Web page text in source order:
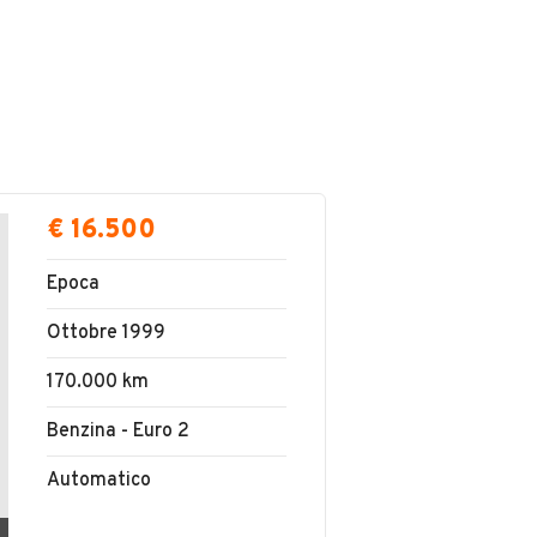
€ 16.500
Epoca
Ottobre 1999
170.000 km
Benzina - Euro 2
Automatico